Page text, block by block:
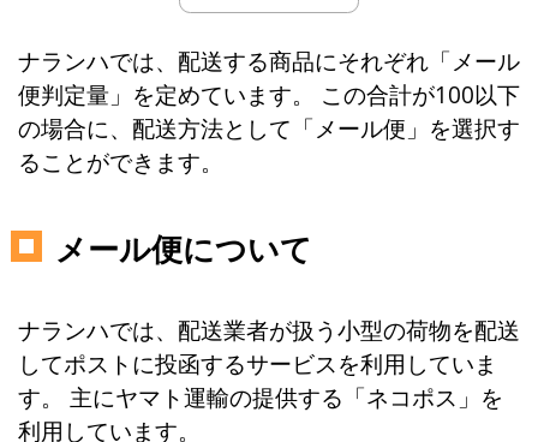
ナランハでは、配送する商品にそれぞれ「メール
便判定量」を定めています。 この合計が100以下
の場合に、配送方法として「メール便」を選択す
ることができます。
メール便について
ナランハでは、配送業者が扱う小型の荷物を配送
してポストに投函するサービスを利用していま
す。 主にヤマト運輸の提供する「ネコポス」を
利用しています。